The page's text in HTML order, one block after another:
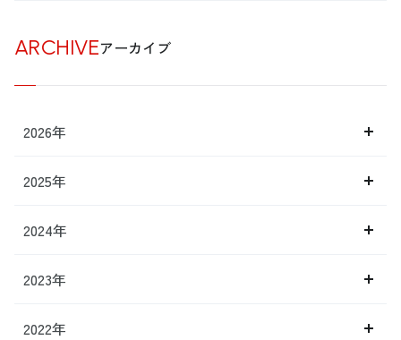
ARCHIVEアーカイブ
2026年
2025年
2024年
2023年
2022年